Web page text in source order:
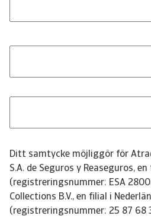
Ditt samtycke möjliggör för
S.A. de Seguros y Reaseguros,
(registreringsnummer: ESA
Collections B.V., en filial i
(registreringsnummer: 25 87 68